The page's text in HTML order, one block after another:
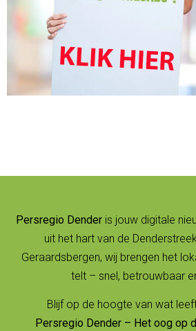
Persregio Dender is jouw digitale
uit het hart van de
Geraardsbergen, wij brengen het
telt – snel, betrouwbaar
Blijf op de hoogte van wat
Persregio Dender – Het oog op